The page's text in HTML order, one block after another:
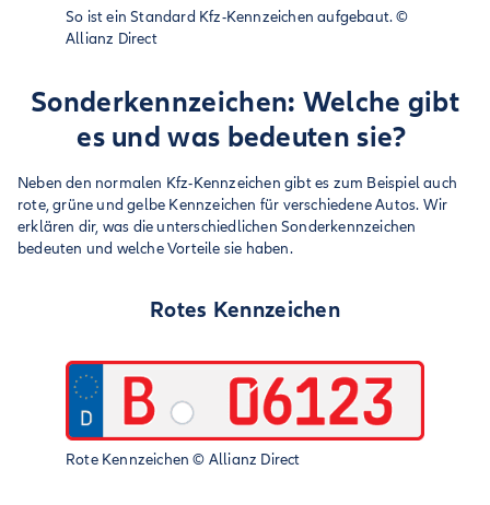
So ist ein Standard Kfz-Kennzeichen aufgebaut.©
Allianz Direct
Sonderkennzeichen: Welche gibt
es und was bedeuten sie?
Neben den normalen Kfz-Kennzeichen gibt es zum Beispiel auch
rote, grüne und gelbe Kennzeichen für verschiedene Autos. Wir
erklären dir, was die unterschiedlichen Sonderkennzeichen
bedeuten und welche Vorteile sie haben.
Rotes Kennzeichen
Rote Kennzeichen © Allianz Direct